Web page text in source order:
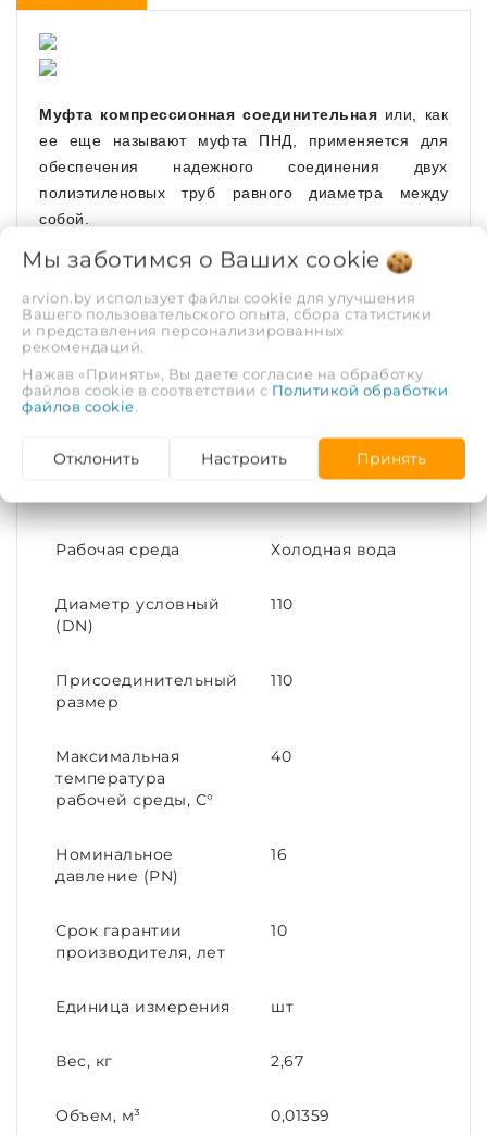
Муфта компрессионная соединительная или, как
ее еще называют муфта ПНД, применяется для
обеспечения надежного соединения двух
полиэтиленовых труб равного диаметра между
собой.
Используется при строительстве систем питьевого
(с рабочим давлением до 16 атмосфер) или
безнапорной канализации, для устройства
кабельных каналов. Материал - полипропилен.
ХАРАКТЕРИСТИКИ
Рабочая среда Холодная вода
Диаметр условный
(DN)
110
Присоединительный
размер
110
Максимальная
температура
рабочей среды, С°
40
Номинальное
давление (PN)
16
Срок гарантии
производителя, лет
10
Единица измерения шт
Вес, кг 2,67
Объем, м³ 0,01359
Мы заботимся о Ваших cookie
arvion.by использует файлы cookie для улучшения
Вашего пользовательского опыта, сбора статистики
и представления персонализированных
рекомендаций.
Нажав «Принять», Вы даете согласие на обработку
файлов cookie в соответствии с Политикой обработки
файлов cookie.
Отклонить Настроить Принять